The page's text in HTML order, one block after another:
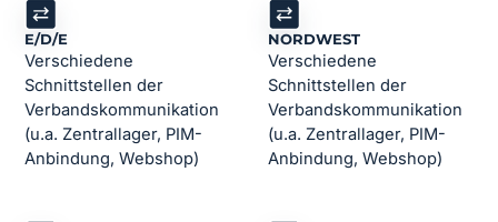
E/D/E
Verschiedene
Schnittstellen der
Verbandskommunikation
(u.a. Zentrallager, PIM-
Anbindung, Webshop)
NORDWEST
Verschiedene
Schnittstellen der
Verbandskommunikation
(u.a. Zentrallager, PIM-
Anbindung, Webshop)